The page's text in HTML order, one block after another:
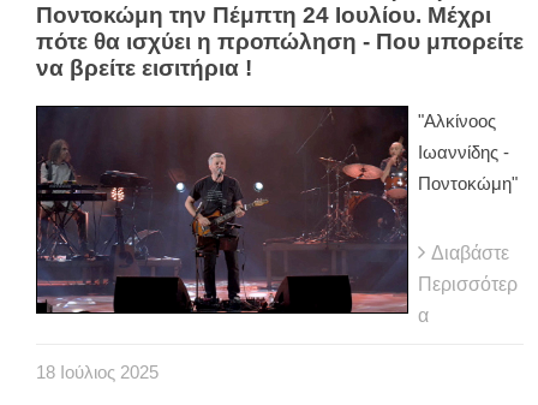
Ποντοκώμη την Πέμπτη 24 Ιουλίου. Μέχρι
πότε θα ισχύει η προπώληση - Που μπορείτε
να βρείτε εισιτήρια !
"Αλκίνοος
Ιωαννίδης -
Ποντοκώμη"
Διαβάστε
Περισσότερ
α
18 Ιούλιος 2025